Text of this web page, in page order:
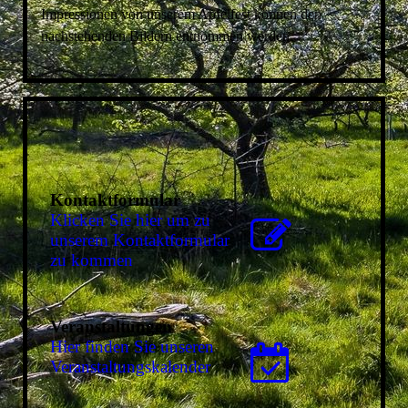
Impressionen von unserem Apfelfest können den
nachstehenden Bildern entnommen werden.
Kontaktformular
Klicken Sie hier um zu
unserem Kon­takt­for­mu­lar
zu kommen
Veranstaltungen
Hier finden Sie unseren
Ver­an­stal­tungs­ka­len­der